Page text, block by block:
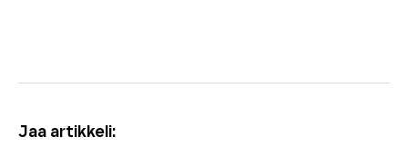
Jaa artikkeli: